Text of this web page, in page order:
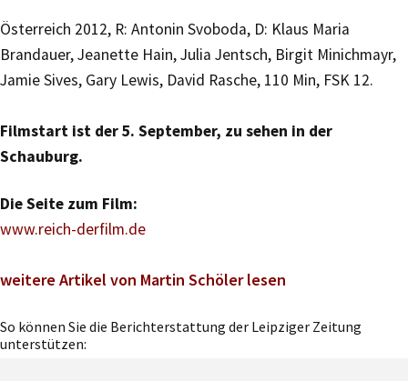
Österreich 2012, R: Antonin Svoboda, D: Klaus Maria
Brandauer, Jeanette Hain, Julia Jentsch, Birgit Minichmayr,
Jamie Sives, Gary Lewis, David Rasche, 110 Min, FSK 12.
Filmstart ist der 5. September, zu sehen in der
Schauburg.
Die Seite zum Film:
www.reich-derfilm.de
weitere Artikel von Martin Schöler lesen
So können Sie die Berichterstattung der Leipziger Zeitung
unterstützen: